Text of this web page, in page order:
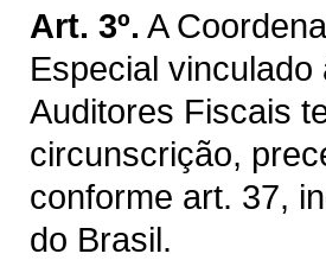
Art. 3º. A
Especial
Auditores Fiscais
circunscrição,
conforme art. 37,
do Brasil.